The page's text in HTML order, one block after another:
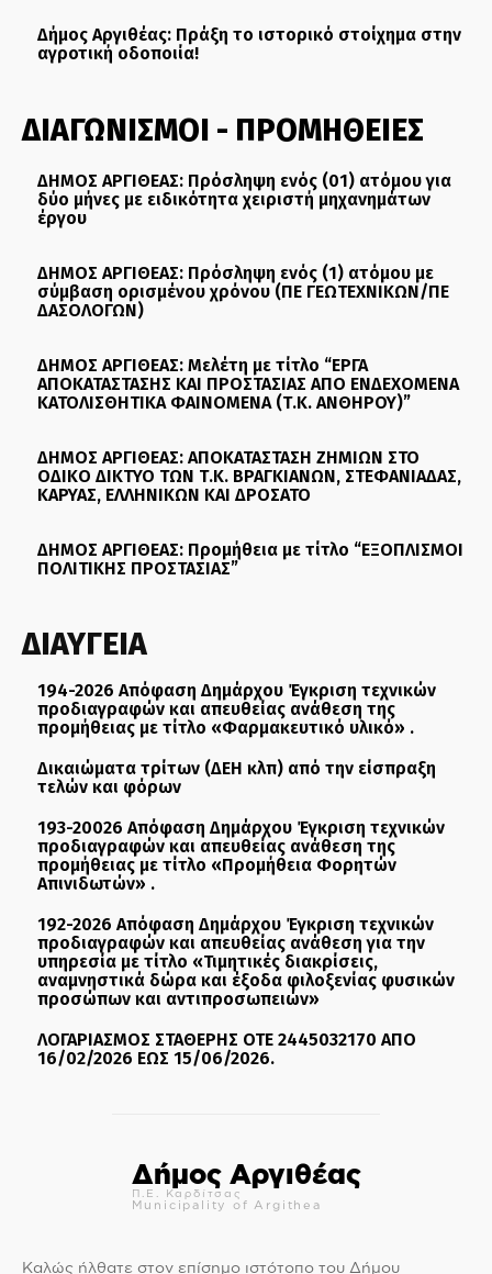
Δήμος Αργιθέας: Πράξη το ιστορικό στοίχημα στην
αγροτική οδοποιία!
ΔΙΑΓΩΝΙΣΜΟΙ - ΠΡΟΜΗΘΕΙΕΣ
ΔΗΜΟΣ ΑΡΓΙΘΕΑΣ: Πρόσληψη ενός (01) ατόμου για
δύο μήνες με ειδικότητα χειριστή μηχανημάτων
έργου
ΔΗΜΟΣ ΑΡΓΙΘΕΑΣ: Πρόσληψη ενός (1) ατόμου με
σύμβαση ορισμένου χρόνου (ΠΕ ΓΕΩΤΕΧΝΙΚΩΝ/ΠΕ
ΔΑΣΟΛΟΓΩΝ)
ΔΗΜΟΣ ΑΡΓΙΘΕΑΣ: Μελέτη με τίτλο “ΕΡΓΑ
ΑΠΟΚΑΤΑΣΤΑΣΗΣ ΚΑΙ ΠΡΟΣΤΑΣΙΑΣ ΑΠΟ ΕΝΔΕΧΟΜΕΝΑ
ΚΑΤΟΛΙΣΘΗΤΙΚΑ ΦΑΙΝΟΜΕΝΑ (Τ.Κ. ΑΝΘΗΡΟΥ)”
ΔΗΜΟΣ ΑΡΓΙΘΕΑΣ: ΑΠΟΚΑΤΑΣΤΑΣΗ ΖΗΜΙΩΝ ΣΤΟ
ΟΔΙΚΟ ΔΙΚΤΥΟ ΤΩΝ Τ.Κ. ΒΡΑΓΚΙΑΝΩΝ, ΣΤΕΦΑΝΙΑΔΑΣ,
ΚΑΡΥΑΣ, ΕΛΛΗΝΙΚΩΝ ΚΑΙ ΔΡΟΣΑΤΟ
ΔΗΜΟΣ ΑΡΓΙΘΕΑΣ: Προμήθεια με τίτλο “ΕΞΟΠΛΙΣΜΟΙ
ΠΟΛΙΤΙΚΗΣ ΠΡΟΣΤΑΣΙΑΣ”
ΔΙΑΥΓΕΙΑ
194-2026 Απόφαση Δημάρχου Έγκριση τεχνικών
προδιαγραφών και απευθείας ανάθεση της
προμήθειας με τίτλο «Φαρμακευτικό υλικό» .
Δικαιώματα τρίτων (ΔΕΗ κλπ) από την είσπραξη
τελών και φόρων
193-20026 Απόφαση Δημάρχου Έγκριση τεχνικών
προδιαγραφών και απευθείας ανάθεση της
προμήθειας με τίτλο «Προμήθεια Φορητών
Απινιδωτών» .
192-2026 Απόφαση Δημάρχου Έγκριση τεχνικών
προδιαγραφών και απευθείας ανάθεση για την
υπηρεσία με τίτλο «Τιμητικές διακρίσεις,
αναμνηστικά δώρα και έξοδα φιλοξενίας φυσικών
προσώπων και αντιπροσωπειών»
ΛΟΓΑΡΙΑΣΜΟΣ ΣΤΑΘΕΡΗΣ ΟΤΕ 2445032170 ΑΠΟ
16/02/2026 ΕΩΣ 15/06/2026.
Δήμος Αργιθέας
Π.Ε. Καρδίτσας
Municipality of Argithea
Καλώς ήλθατε στον επίσημο ιστότοπο του Δήμου